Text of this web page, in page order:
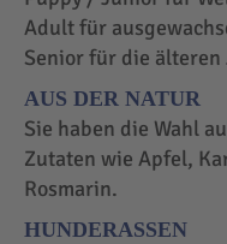
Adult für
Senior für die älteren
AUS DER NATUR
Sie haben die Wahl
Zutaten wie Apfel,
Rosmarin.
HUNDERASSEN